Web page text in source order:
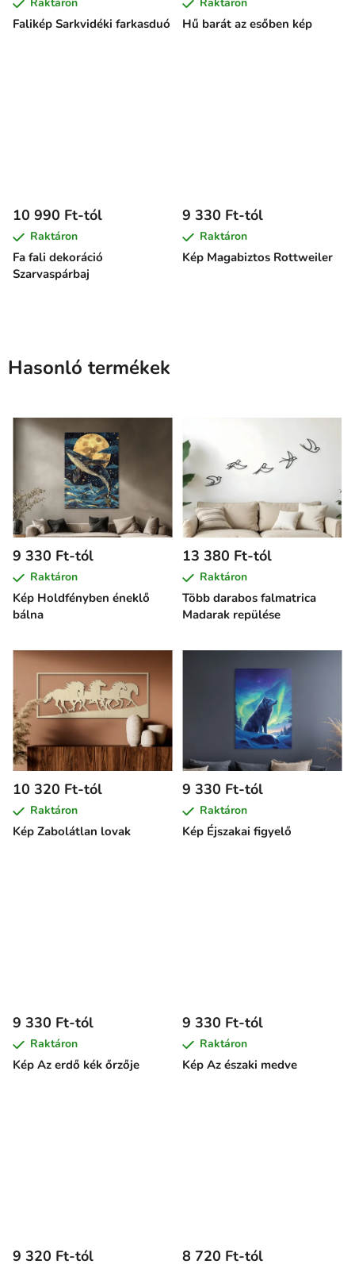
Falikép Sarkvidéki farkasduó Hű barát az esőben kép
Fa fali dekoráció
Szarvaspárbaj
10 990 Ft-tól
Raktáron
Kép Magabiztos Rottweiler
9 330 Ft-tól
Raktáron
Hasonló termékek
Kép Holdfényben éneklő
bálna
9 330 Ft-tól
Raktáron
Több darabos falmatrica
Madarak repülése
13 380 Ft-tól
Raktáron
Kép Zabolátlan lovak
10 320 Ft-tól
Raktáron
Kép Éjszakai figyelő
9 330 Ft-tól
Raktáron
Kép Az erdő kék őrzője
9 330 Ft-tól
Raktáron
Kép Az északi medve
9 330 Ft-tól
Raktáron
9 320 Ft-tól 8 720 Ft-tól